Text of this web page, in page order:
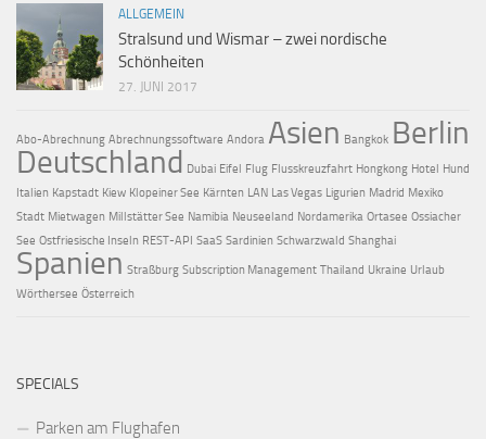
ALLGEMEIN
Stralsund und Wismar – zwei nordische
Schönheiten
27. JUNI 2017
Abo-Abrechnung Abrechnungssoftware Andora Asien Bangkok Berlin
Deutschland Dubai Eifel Flug Flusskreuzfahrt Hongkong Hotel Hund
Italien Kapstadt Kiew Klopeiner See Kärnten LAN Las Vegas Ligurien Madrid Mexiko
Stadt Mietwagen Millstätter See Namibia Neuseeland Nordamerika Ortasee Ossiacher
See Ostfriesische Inseln REST-API SaaS Sardinien Schwarzwald Shanghai
Spanien Straßburg Subscription Management Thailand Ukraine Urlaub
Wörthersee Österreich
SPECIALS
Parken am Flughafen